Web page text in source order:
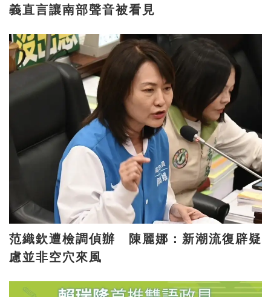
義直言讓南部聲音被看見
范織欽遭檢調偵辦 陳麗娜：新潮流復辟疑
慮並非空穴來風